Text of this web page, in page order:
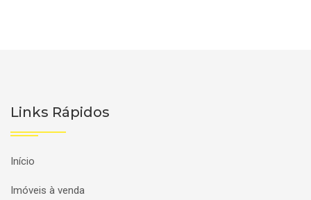
Links Rápidos
Início
Imóveis à venda